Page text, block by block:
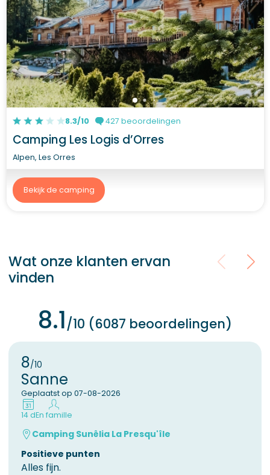
8.3/10 427 beoordelingen
Camping Les Logis d’Orres
Alpen, Les Orres
Bekijk de camping
Wat onze klanten ervan
vinden
8.1/10 (6087 beoordelingen)
8/10
Sanne
Geplaatst op 07-08-2026
14 dEn famille
Camping Sunêlia La Presqu'île
Positieve punten
Alles fijn.